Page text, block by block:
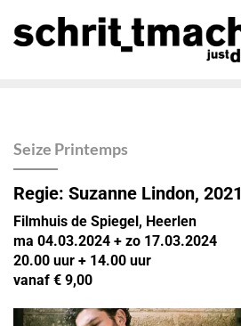
Seize Printemps
Regie: Suzanne Lindon, 2021
Filmhuis de Spiegel, Heerlen
ma 04.03.2024 + zo 17.03.2024
20.00 uur + 14.00 uur
vanaf € 9,00